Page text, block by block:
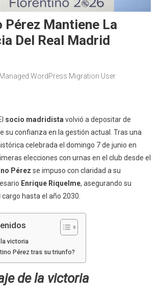
Pérez Mantiene La
Del Real Madrid
Managed WordPress Migration User
socio madridista volvió a depositar de
su confianza en la gestión actual. Tras una
celebrada el domingo 7 de junio en
elecciones con urnas en el club desde el
Pérez se impuso con claridad a su
Enrique Riquelme, asegurando su
hasta el año 2030.
victoria
Pérez tras su triunfo?
de la victoria